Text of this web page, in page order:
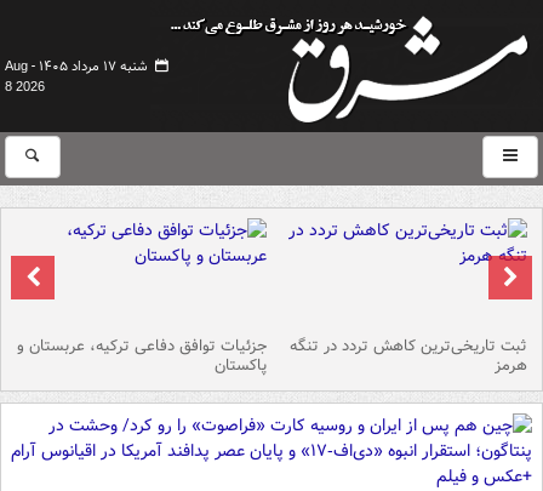
شنبه ۱۷ مرداد ۱۴۰۵ -
Aug
8 2026
ثبت تاریخی‌ترین کاهش تردد در تنگه
هرمز
جزئیات توافق دفاعی ترکیه، عربستان و
پاکستان